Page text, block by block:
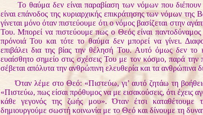
Το θαύμα δεν είναι παραβίαση των νόμων που διέπουν
είναι επάνοδος της κυριαρχικής επικράτησης των νόμων
γίνεται μόνο όταν πιστεύουμε ότι ο νόμος βασίζεται στην
Του. Μπορεί να πιστεύουμε πως ο Θεός είναι
πρόνοιά Του και τότε το θαύμα δεν μπορεί να γίνει.
επιβάλει δια της βίας την θέλησή Του. Αυτό όμως δεν το
ευαίσθητο σημείο στις σχέσεις Του με τον κόσμο, παρά την
σέβεται απόλυτα την ανθρώπινη ελευθερία και τα ανθρώπινα
Όταν λέμε στο Θεό: «Πιστεύω, γι’ αυτό ζητάω τη
«Πιστεύω, πως είσαι πρόθυμος να με εισακούσεις, ότι έχεις
κάθε γεγονός της ζωής μου». Όταν έτσι καταθέτουμε
δημιουργούμε σωστή κοινωνία με το Θεό και δίνουμε τη